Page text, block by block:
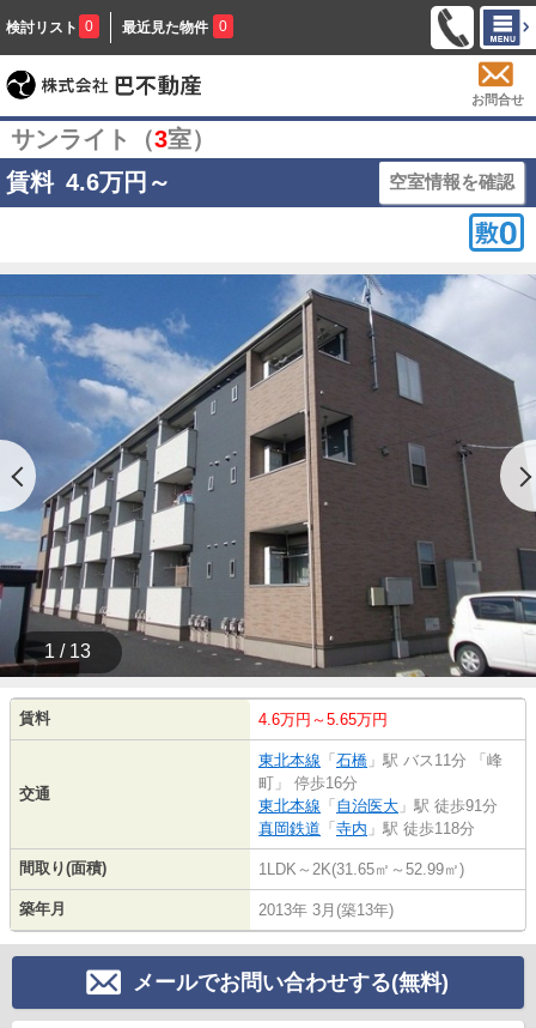
検討リスト 0 最近見た物件 0
お問合せ
サンライト（3室）
賃料 4.6万円～ 空室情報を確認
1 / 13
賃料 4.6万円～5.65万円
交通
東北本線 「 石橋 」駅 バス11分 「峰
町」 停歩16分
東北本線 「 自治医大 」駅 徒歩91分
真岡鉄道 「 寺内 」駅 徒歩118分
間取り(面積) 1LDK～2K(31.65㎡～52.99㎡)
築年月 2013年 3月(築13年)
メールでお問い合わせする(無料)